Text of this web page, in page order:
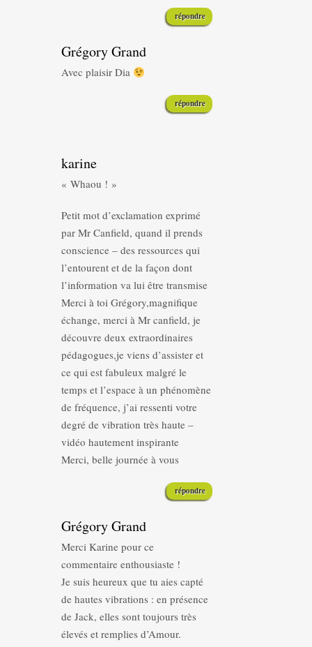
répondre
Grégory Grand
Avec plaisir Dia
répondre
karine
« Whaou ! »
Petit mot d’exclamation exprimé
par Mr Canfield, quand il prends
conscience – des ressources qui
l’entourent et de la façon dont
l’information va lui être transmise
Merci à toi Grégory,magnifique
échange, merci à Mr canfield, je
découvre deux extraordinaires
pédagogues,je viens d’assister et
ce qui est fabuleux malgré le
temps et l’espace à un phénomène
de fréquence, j’ai ressenti votre
degré de vibration très haute –
vidéo hautement inspirante
Merci, belle journée à vous
répondre
Grégory Grand
Merci Karine pour ce
commentaire enthousiaste !
Je suis heureux que tu aies capté
de hautes vibrations : en présence
de Jack, elles sont toujours très
élevés et remplies d’Amour.